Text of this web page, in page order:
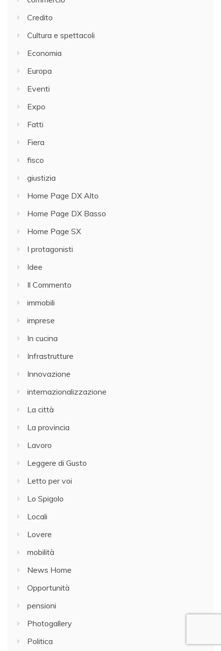
Credito
Cultura e spettacoli
Economia
Europa
Eventi
Expo
Fatti
Fiera
fisco
giustizia
Home Page DX Alto
Home Page DX Basso
Home Page SX
I protagonisti
Idee
Il Commento
immobili
imprese
In cucina
Infrastrutture
Innovazione
internazionalizzazione
La città
La provincia
Lavoro
Leggere di Gusto
Letto per voi
Lo Spigolo
Locali
Lovere
mobilità
News Home
Opportunità
pensioni
Photogallery
Politica